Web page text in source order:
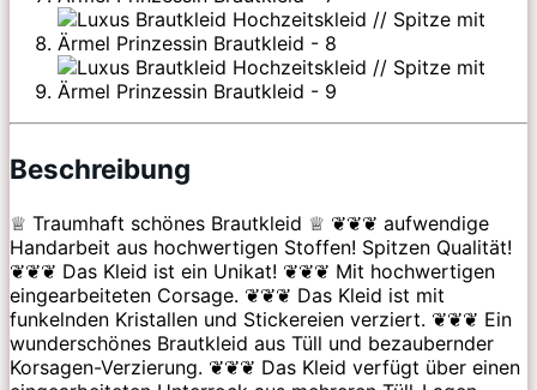
Beschreibung
♕ Traumhaft schönes Brautkleid ♕ ❦❦❦ aufwendige
Handarbeit aus hochwertigen Stoffen! Spitzen Qualität!
❦❦❦ Das Kleid ist ein Unikat! ❦❦❦ Mit hochwertigen
eingearbeiteten Corsage. ❦❦❦ Das Kleid ist mit
funkelnden Kristallen und Stickereien verziert. ❦❦❦ Ein
wunderschönes Brautkleid aus Tüll und bezaubernder
Korsagen-Verzierung. ❦❦❦ Das Kleid verfügt über einen